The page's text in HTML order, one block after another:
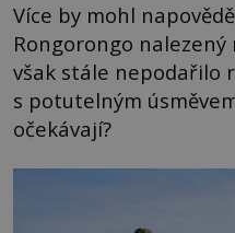
Více by mohl
Rongorongo nalezený
však stále nepodařilo
s potutelným
očekávají?